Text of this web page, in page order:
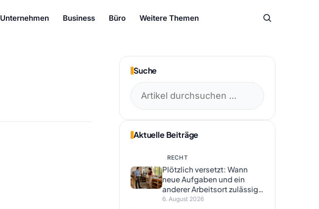
Unternehmen Business Büro Weitere Themen
Suche
Aktuelle Beiträge
RECHT
Plötzlich versetzt: Wann
neue Aufgaben und ein
anderer Arbeitsort zulässig
sind
6. August 2026